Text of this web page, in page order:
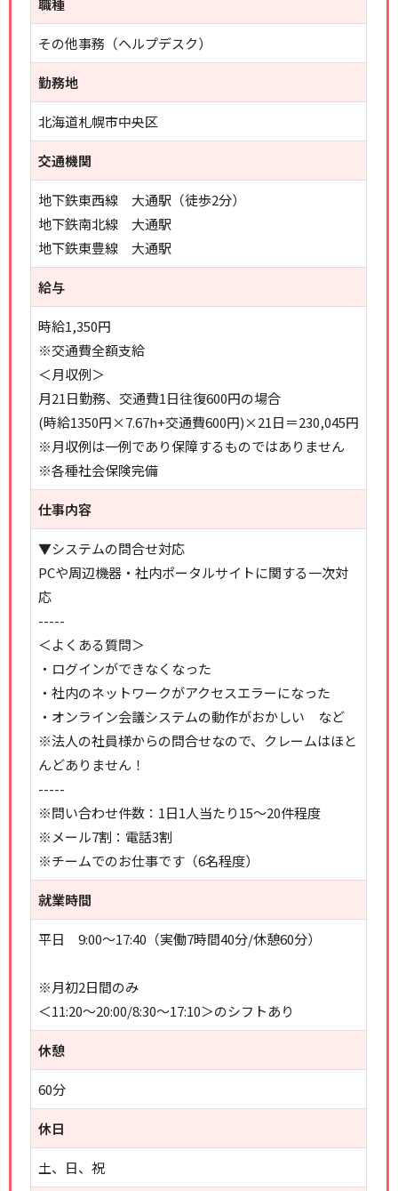
職種
その他事務（ヘルプデスク）
勤務地
北海道札幌市中央区
交通機関
地下鉄東西線 大通駅（徒歩2分）
地下鉄南北線 大通駅
地下鉄東豊線 大通駅
給与
時給1,350円
※交通費全額支給
＜月収例＞
月21日勤務、交通費1日往復600円の場合
(時給1350円×7.67h+交通費600円)×21日＝230,045円
※月収例は一例であり保障するものではありません
※各種社会保険完備
仕事内容
▼システムの問合せ対応
PCや周辺機器・社内ポータルサイトに関する一次対
応
-----
＜よくある質問＞
・ログインができなくなった
・社内のネットワークがアクセスエラーになった
・オンライン会議システムの動作がおかしい など
※法人の社員様からの問合せなので、クレームはほと
んどありません！
-----
※問い合わせ件数：1日1人当たり15～20件程度
※メール7割：電話3割
※チームでのお仕事です（6名程度）
就業時間
平日 9:00～17:40（実働7時間40分/休憩60分）
※月初2日間のみ
＜11:20～20:00/8:30～17:10＞のシフトあり
休憩
60分
休日
土、日、祝